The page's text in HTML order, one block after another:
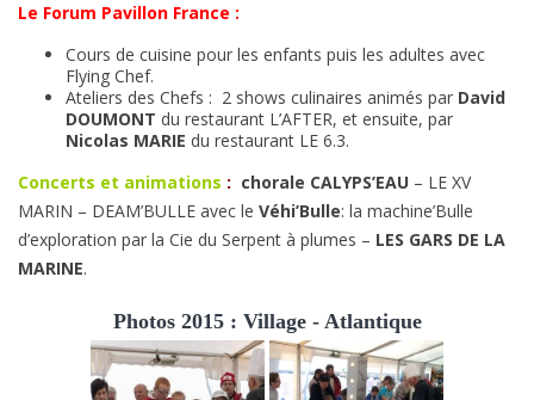
Le Forum Pavillon France :
Cours de cuisine pour les enfants puis les adultes avec
Flying Chef.
Ateliers des Chefs : 2 shows culinaires animés par David
DOUMONT du restaurant L’AFTER, et ensuite, par
Nicolas MARIE du restaurant LE 6.3.
Concerts et animations : chorale CALYPS’EAU – LE XV
MARIN – DEAM’BULLE avec le Véhi’Bulle: la machine’Bulle
d’exploration par la Cie du Serpent à plumes – LES GARS DE LA
MARINE.
Photos 2015 : Village - Atlantique